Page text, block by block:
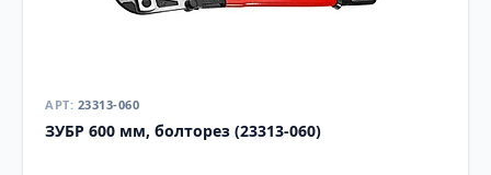
23313-060
ЗУБР 600 мм, болторез (23313-060)